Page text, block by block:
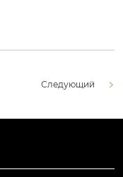
Следующий